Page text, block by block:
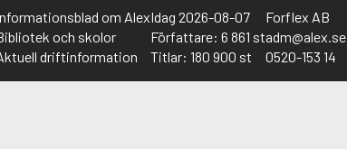
om Alex
och skolor
driftinformation
Idag 2026-08-07
Författare: 6 861 st
Titlar: 180 900 st
Forflex AB
adm@alex.se
0520-153 14